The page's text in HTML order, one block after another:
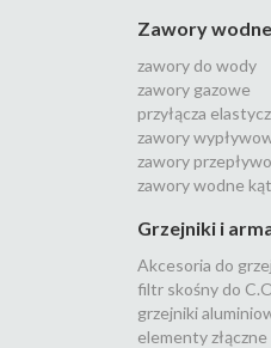
Zawory
zawory do wody
zawory gazowe
przyłącza
zawory
zawory
zawory wodne
Grzejniki i
Akcesoria do
filtr skośny do
grzejniki
elementy złączne